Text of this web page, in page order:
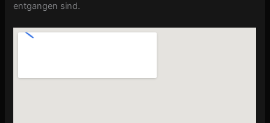
entgangen sind.